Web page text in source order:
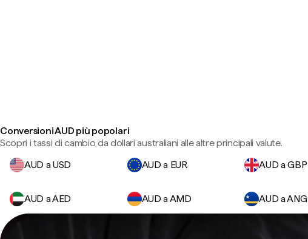
Conversioni AUD più popolari
Scopri i tassi di cambio da dollari australiani alle altre principali valute.
AUD a USD
AUD a EUR AUD a GBP
AUD a AED AUD a AMD AUD a ANG